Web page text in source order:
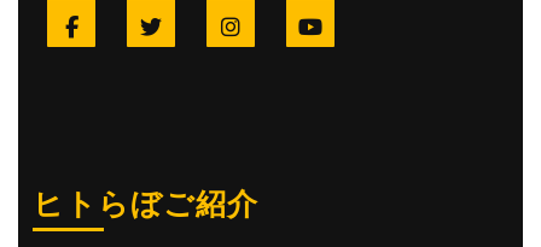
Facebook Twitter Instagram
ヒトらぼご紹介